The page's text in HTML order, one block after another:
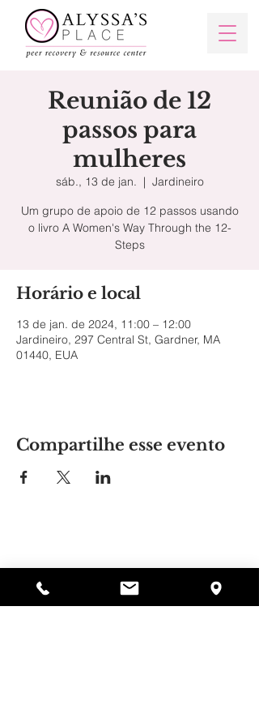
Reunião de 12
passos para
mulheres
sáb., 13 de jan.
  |
Jardineiro
Um grupo de apoio de 12 passos usando
o livro A Women's Way Through the 12-
Steps
Horário e local
13 de jan. de 2024, 11:00 – 12:00
Jardineiro, 297 Central St, Gardner, MA
01440, EUA
Compartilhe esse evento
297 Central St. Gardner, MA 01440
978-364-0920